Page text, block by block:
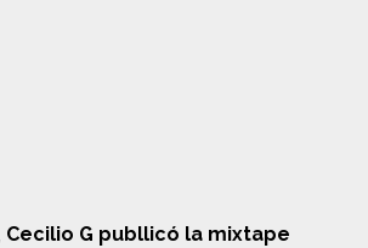
Cecilio G publlicó la mixtape